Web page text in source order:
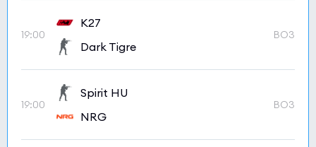
19:00
K27
Dark Tigre
BO3
19:00
Spirit HU
NRG
BO3